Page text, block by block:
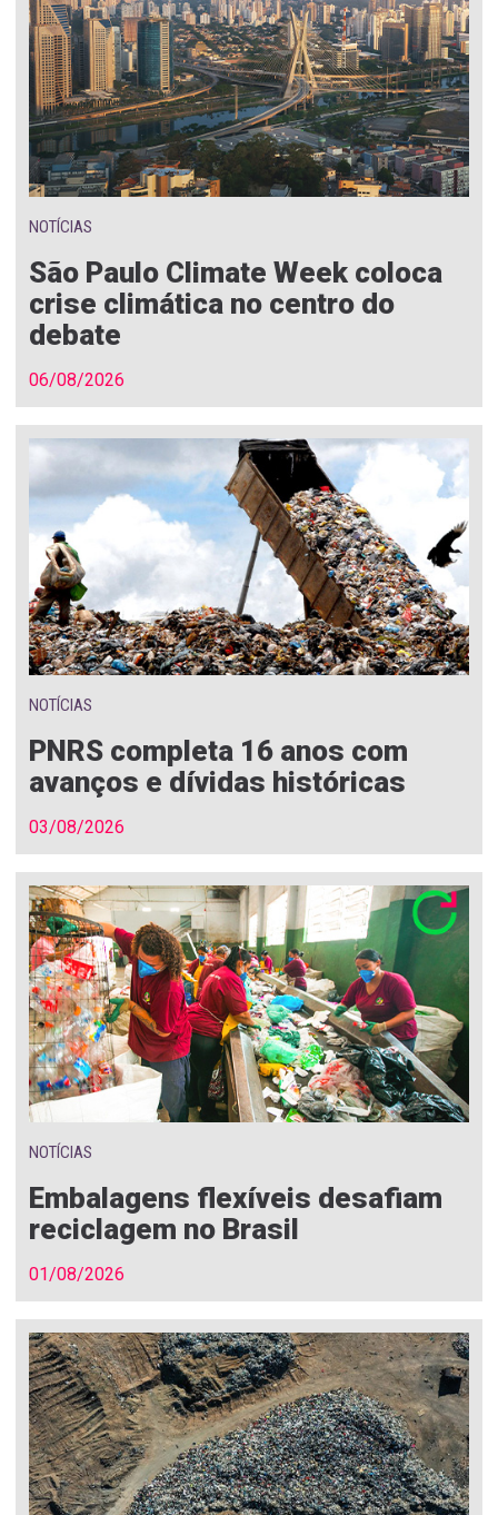
NOTÍCIAS
São Paulo Climate Week coloca
crise climática no centro do
debate
06/08/2026
NOTÍCIAS
PNRS completa 16 anos com
avanços e dívidas históricas
03/08/2026
NOTÍCIAS
Embalagens flexíveis desafiam
reciclagem no Brasil
01/08/2026